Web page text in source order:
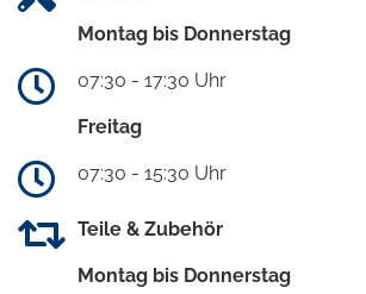
Montag bis Donnerstag
07:30 - 17:30 Uhr
Freitag
07:30 - 15:30 Uhr
Teile & Zubehör
Montag bis Donnerstag